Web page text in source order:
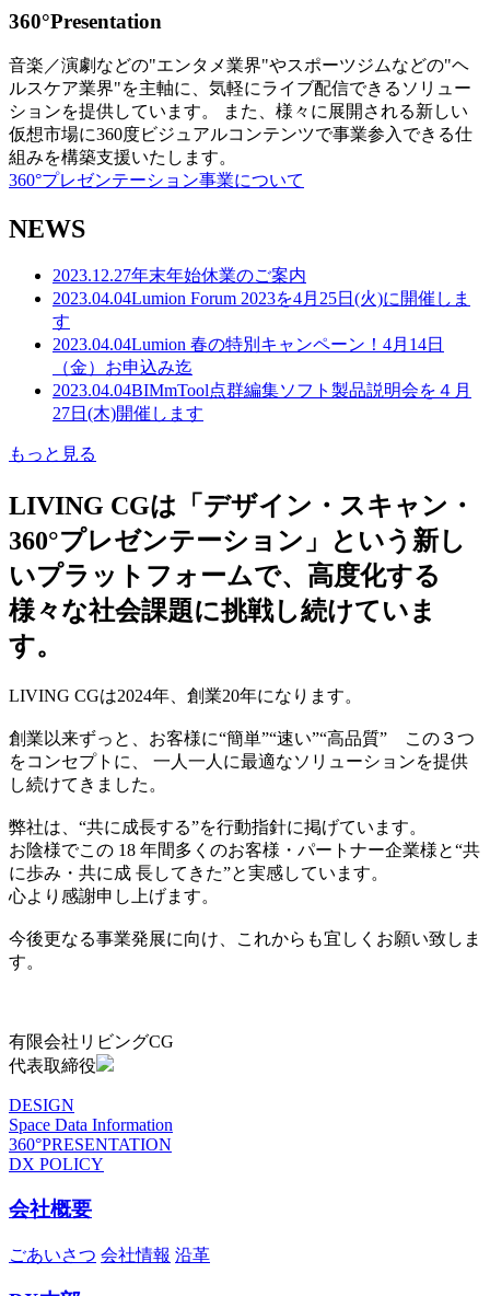
360°Presentation
音楽／演劇などの"エンタメ業界"やスポーツジムなどの"ヘ
ルスケア業界"を主軸に、気軽にライブ配信できるソリュー
ションを提供しています。 また、様々に展開される新しい
仮想市場に360度ビジュアルコンテンツで事業参入できる仕
組みを構築支援いたします。
360°プレゼンテーション事業について
NEWS
2023.12.27年末年始休業のご案内
2023.04.04Lumion Forum 2023を4月25日(火)に開催しま
す
2023.04.04Lumion 春の特別キャンペーン！4月14日
（金）お申込み迄
2023.04.04BIMmTool点群編集ソフト製品説明会を４月
27日(木)開催します
もっと見る
LIVING CGは「デザイン・スキャン・
360°プレゼンテーション」という新し
いプラットフォームで、高度化する
様々な社会課題に挑戦し続けていま
す。
LIVING CGは2024年、創業20年になります。
創業以来ずっと、お客様に“簡単”“速い”“高品質” この３つ
をコンセプトに、 一人一人に最適なソリューションを提供
し続けてきました。
弊社は、“共に成長する”を行動指針に掲げています。
お陰様でこの 18 年間多くのお客様・パートナー企業様と“共
に歩み・共に成 長してきた”と実感しています。
心より感謝申し上げます。
今後更なる事業発展に向け、これからも宜しくお願い致しま
す。
有限会社リビングCG
代表取締役
DESIGN
Space Data Information
360°PRESENTATION
DX POLICY
会社概要
ごあいさつ 会社情報 沿革